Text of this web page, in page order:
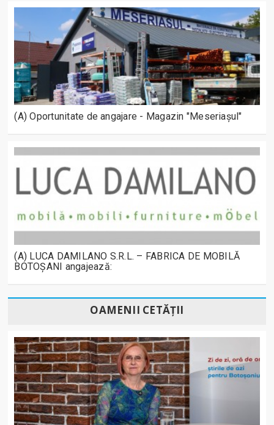
(A) Oportunitate de angajare - Magazin "Meseriașul"
(A) LUCA DAMILANO S.R.L. – FABRICA DE MOBILĂ
BOTOȘANI angajează:
OAMENII CETĂȚII